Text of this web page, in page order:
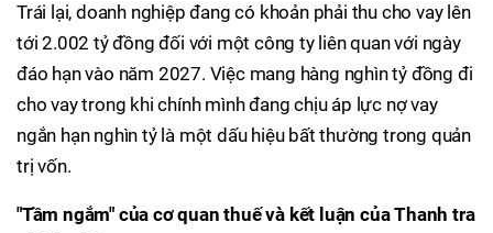
Trái lại, doanh nghiệp đang có khoản phải thu cho vay lên
tới 2.002 tỷ đồng đối với một công ty liên quan với ngày
đáo hạn vào năm 2027. Việc mang hàng nghìn tỷ đồng đi
cho vay trong khi chính mình đang chịu áp lực nợ vay
ngắn hạn nghìn tỷ là một dấu hiệu bất thường trong quản
trị vốn.
"Tầm ngắm" của cơ quan thuế và kết luận của Thanh tra